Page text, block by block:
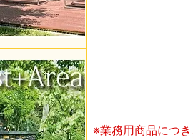
※業務用商品につ